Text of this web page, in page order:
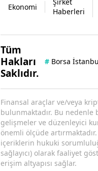
Ekonomi
Şirket
Haberleri
Tüm
Hakları
Saklıdır.
# Borsa
Finansal araçlar ve/veya
bulunmaktadır. Bu nedenle
gelişmeler ve düzenleyici
önemli ölçüde
içeriklerin hukuki
sağlayıcı) olarak faaliyet
erişim altyapısı sağlar.